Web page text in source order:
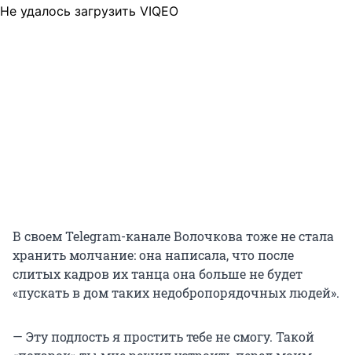
Не удалось загрузить VIQEO
В своем Telegram-канале Волочкова тоже не стала
хранить молчание: она написала, что после
слитых кадров их танца она больше не будет
«пускать в дом таких недобропорядочных людей».
— Эту подлость я простить тебе не смогу. Такой